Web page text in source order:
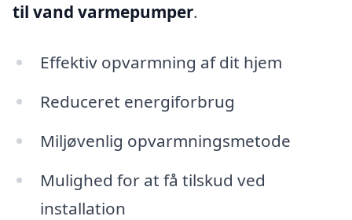
til vand varmepumper.
Effektiv opvarmning af dit hjem
Reduceret energiforbrug
Miljøvenlig opvarmningsmetode
Mulighed for at få tilskud ved
installation